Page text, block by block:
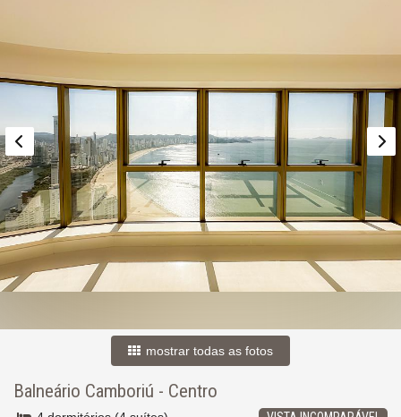
mostrar todas as fotos
Balneário Camboriú - Centro